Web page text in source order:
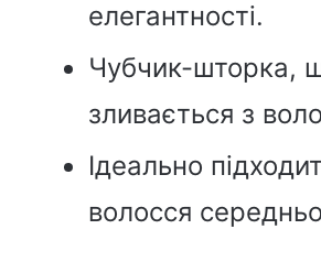
елегантності.
Чубчик-шторка,
зливається з
Ідеально
волосся